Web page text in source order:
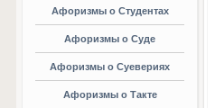
Афоризмы о Студентах
Афоризмы о Суде
Афоризмы о Суевериях
Афоризмы о Такте